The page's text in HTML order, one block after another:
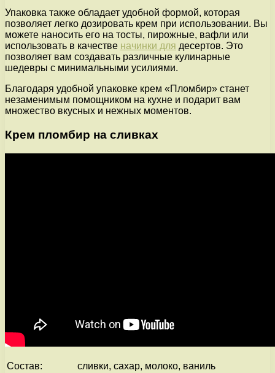
Упаковка также обладает удобной формой, которая
позволяет легко дозировать крем при использовании. Вы
можете наносить его на тосты, пирожные, вафли или
использовать в качестве начинки для десертов. Это
позволяет вам создавать различные кулинарные
шедевры с минимальными усилиями.
Благодаря удобной упаковке крем «Пломбир» станет
незаменимым помощником на кухне и подарит вам
множество вкусных и нежных моментов.
Крем пломбир на сливках
Состав:
сливки, сахар, молоко, ваниль